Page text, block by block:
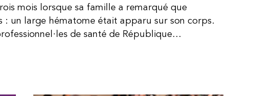
mois lorsque sa famille a remarqué que
: un large hématome était apparu sur son corps.
de santé de République
ce qui rendait son diagnostic difficile.